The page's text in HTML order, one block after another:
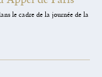
le cadre de la journée de la